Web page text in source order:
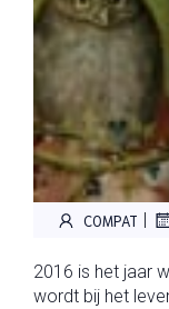
COMPAT |
2016 is het jaar
wordt bij het